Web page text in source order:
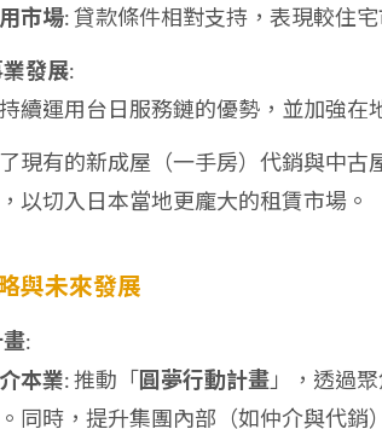
市場: 貸款條件相對支持，表現較住宅
業發展:
續運用台日服務鏈的優勢，並加強在
現有的新成屋（一手房）代銷與中古
，以切入日本當地更龐大的租賃市場。
與未來發展
:
本業: 推動「圓夢行動計畫 」，透過
同時，提升集團內部（如仲介與代銷